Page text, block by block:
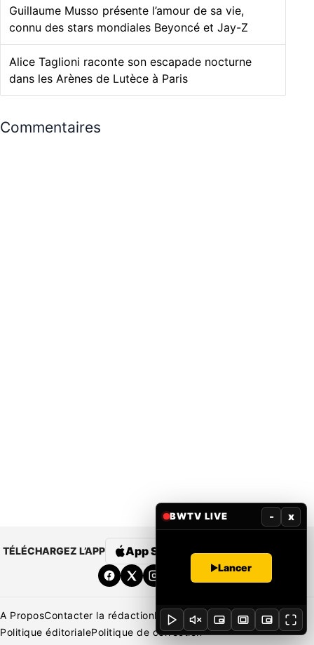
Guillaume Musso présente l’amour de sa vie,
connu des stars mondiales Beyoncé et Jay-Z
Alice Taglioni raconte son escapade nocturne
dans les Arènes de Lutèce à Paris
Commentaires
TÉLÉCHARGEZ L’APP App Store Google Play
A ProposContacter la rédactionRédaction Mentions légales
Politique éditorialePolitique de correction
BWTV LIVE - x
Lancer